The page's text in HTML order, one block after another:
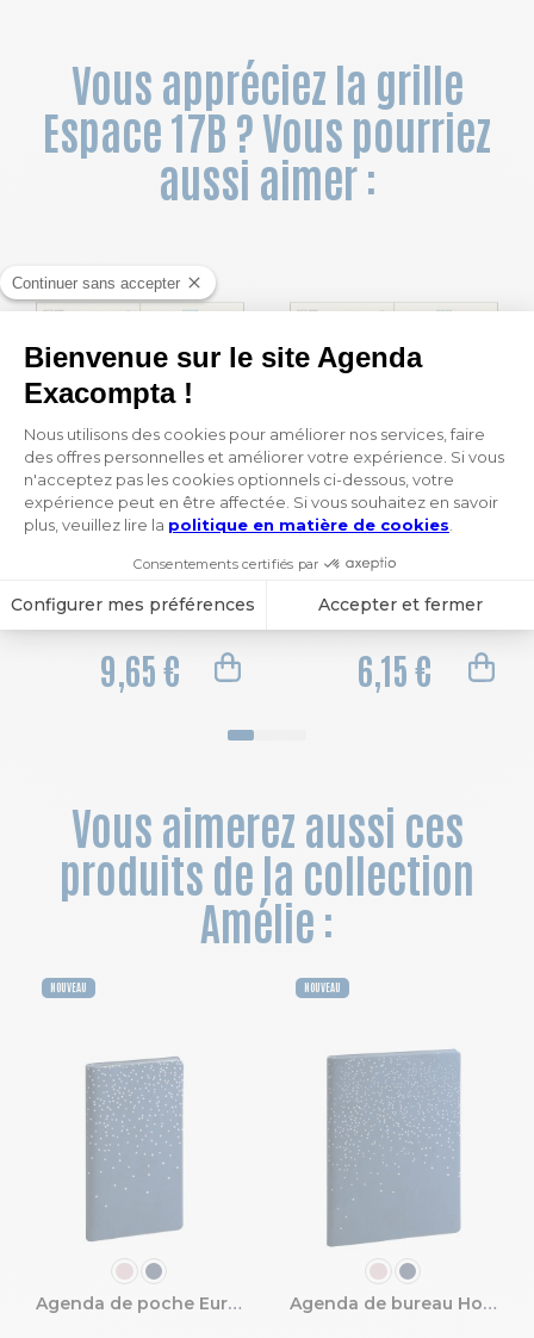
Vous appréciez la grille
Espace 17B ? Vous pourriez
aussi aimer :
Recharge Agenda de poche Espace 17 9 x 17,5 cm Semainier Janvier à Décembre 2027 - Tranche or
9,65 € 6,15 €
Vous aimerez aussi ces
produits de la collection
Amélie :
COULEUR
Agenda de poche Eurotime 16 Amélie 8,5 x 16 cm Semainier Janvier à Décembre 2027
NOUVEAU
COULEUR
Agenda de bureau Horizons 20 Amélie 15 x 21 cm Semainier Janvier à Décembre 2027
NOUVEAU